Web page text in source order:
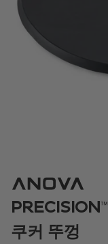
서
디
PRECISION™
쿠커 뚜껑